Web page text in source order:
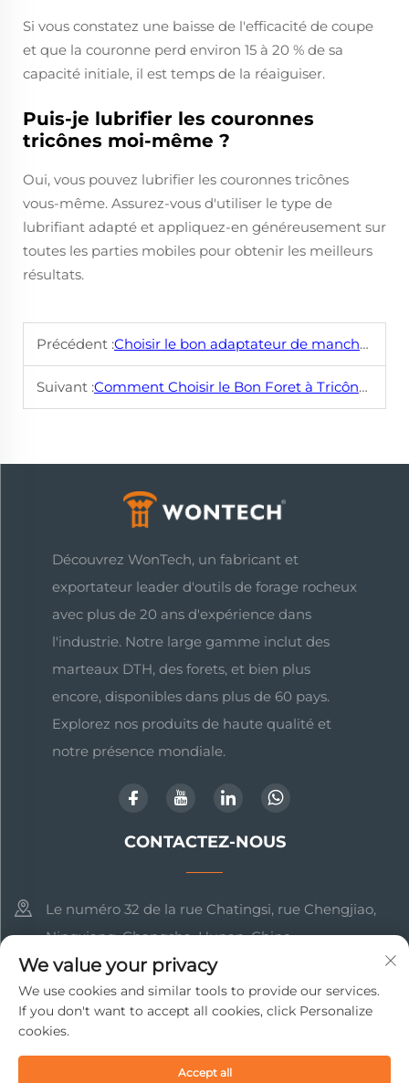
Si vous constatez une baisse de l'efficacité de coupe
et que la couronne perd environ 15 à 20 % de sa
capacité initiale, il est temps de la réaiguiser.
Puis-je lubrifier les couronnes
tricônes moi-même ?
Oui, vous pouvez lubrifier les couronnes tricônes
vous-même. Assurez-vous d'utiliser le type de
lubrifiant adapté et appliquez-en généreusement sur
toutes les parties mobiles pour obtenir les meilleurs
résultats.
Précédent :Choisir le bon adaptateur de manchon pour vos outils de perçage
Suivant :Comment Choisir le Bon Foret à Tricône pour Votre Projet de Forage
Découvrez WonTech, un fabricant et
exportateur leader d'outils de forage rocheux
avec plus de 20 ans d'expérience dans
l'industrie. Notre large gamme inclut des
marteaux DTH, des forets, et bien plus
encore, disponibles dans plus de 60 pays.
Explorez nos produits de haute qualité et
notre présence mondiale.
CONTACTEZ-NOUS
Le numéro 32 de la rue Chatingsi, rue Chengjiao,
Ningxiang, Changsha, Hunan, Chine
+86-17369211460
[email protected]
Droits d'auteur © 2025 Changsha Beto New Material
Technology Co., Ltd. Tous droits réservés
We value your privacy
We use cookies and similar tools to provide our services.
If you don't want to accept all cookies, click Personalize
cookies.
Accept all